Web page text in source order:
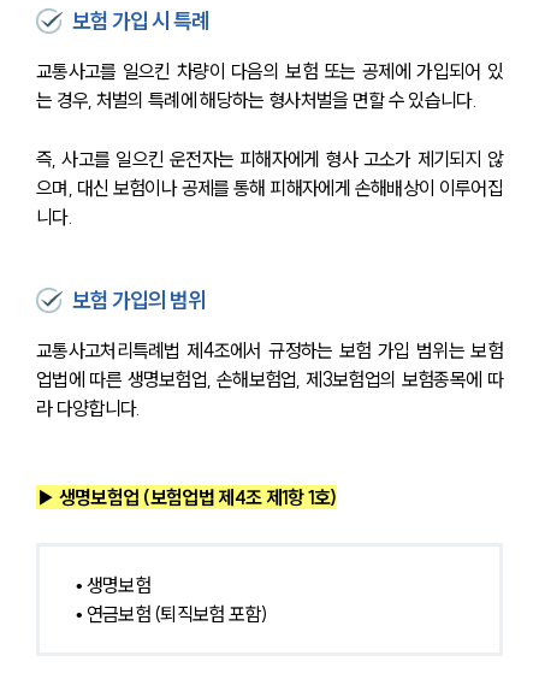
보험 가입 시 특례
교통사고를 일으킨 차량이 다음의 보험 또는 공제에 가입되어 있
는 경우, 처벌의 특례에 해당하는 형사처벌을 면할 수 있습니다.
즉, 사고를 일으킨 운전자는 피해자에게 형사 고소가 제기되지 않
으며, 대신 보험이나 공제를 통해 피해자에게 손해배상이 이루어집
니다.
보험 가입의 범위
교통사고처리특례법 제4조에서 규정하는 보험 가입 범위는 보험
업법에 따른 생명보험업, 손해보험업, 제3보험업의 보험종목에 따
라 다양합니다.
▶ 생명보험업 (보험업법 제4조 제1항 1호)
• 생명보험
• 연금보험 (퇴직보험 포함)